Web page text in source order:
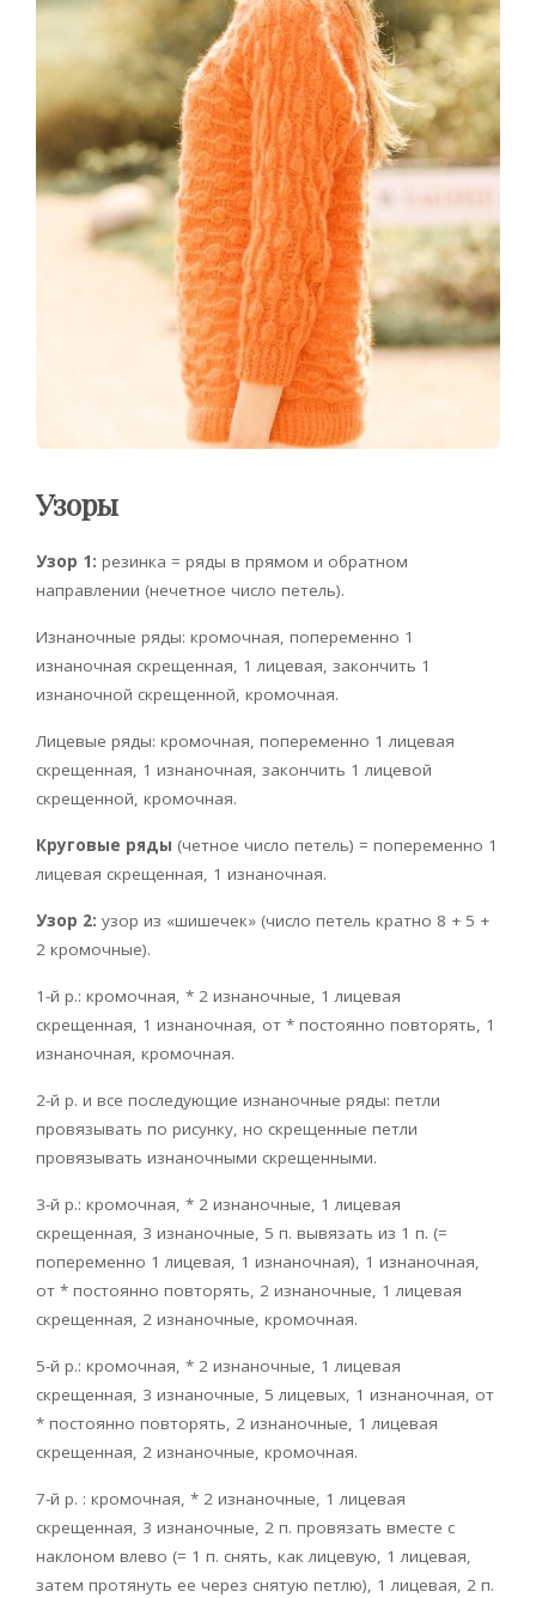
Узоры
Узор 1: резинка = ряды в прямом и обратном
направлении (нечетное число петель).
Изнаночные ряды: кромочная, попеременно 1
изнаночная скрещенная, 1 лицевая, закончить 1
изнаночной скрещенной, кромочная.
Лицевые ряды: кромочная, попеременно 1 лицевая
скрещенная, 1 изнаночная, закончить 1 лицевой
скрещенной, кромочная.
Круговые ряды (четное число петель) = попеременно 1
лицевая скрещенная, 1 изнаночная.
Узор 2: узор из «шишечек» (число петель кратно 8 + 5 +
2 кромочные).
1-й р.: кромочная, * 2 изнаночные, 1 лицевая
скрещенная, 1 изнаночная, от * постоянно повторять, 1
изнаночная, кромочная.
2-й р. и все последующие изнаночные ряды: петли
провязывать по рисунку, но скрещенные петли
провязывать изнаночными скрещенными.
3-й р.: кромочная, * 2 изнаночные, 1 лицевая
скрещенная, 3 изнаночные, 5 п. вывязать из 1 п. (=
попеременно 1 лицевая, 1 изнаночная), 1 изнаночная,
от * постоянно повторять, 2 изнаночные, 1 лицевая
скрещенная, 2 изнаночные, кромочная.
5-й р.: кромочная, * 2 изнаночные, 1 лицевая
скрещенная, 3 изнаночные, 5 лицевых, 1 изнаночная, от
* постоянно повторять, 2 изнаночные, 1 лицевая
скрещенная, 2 изнаночные, кромочная.
7-й р. : кромочная, * 2 изнаночные, 1 лицевая
скрещенная, 3 изнаночные, 2 п. провязать вместе с
наклоном влево (= 1 п. снять, как лицевую, 1 лицевая,
затем протянуть ее через снятую петлю), 1 лицевая, 2 п.